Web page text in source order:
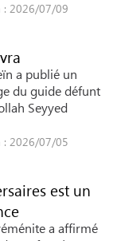
: 2026/07/09
a publié un
du guide défunt
Seyyed
: 2026/07/05
est un
a affirmé